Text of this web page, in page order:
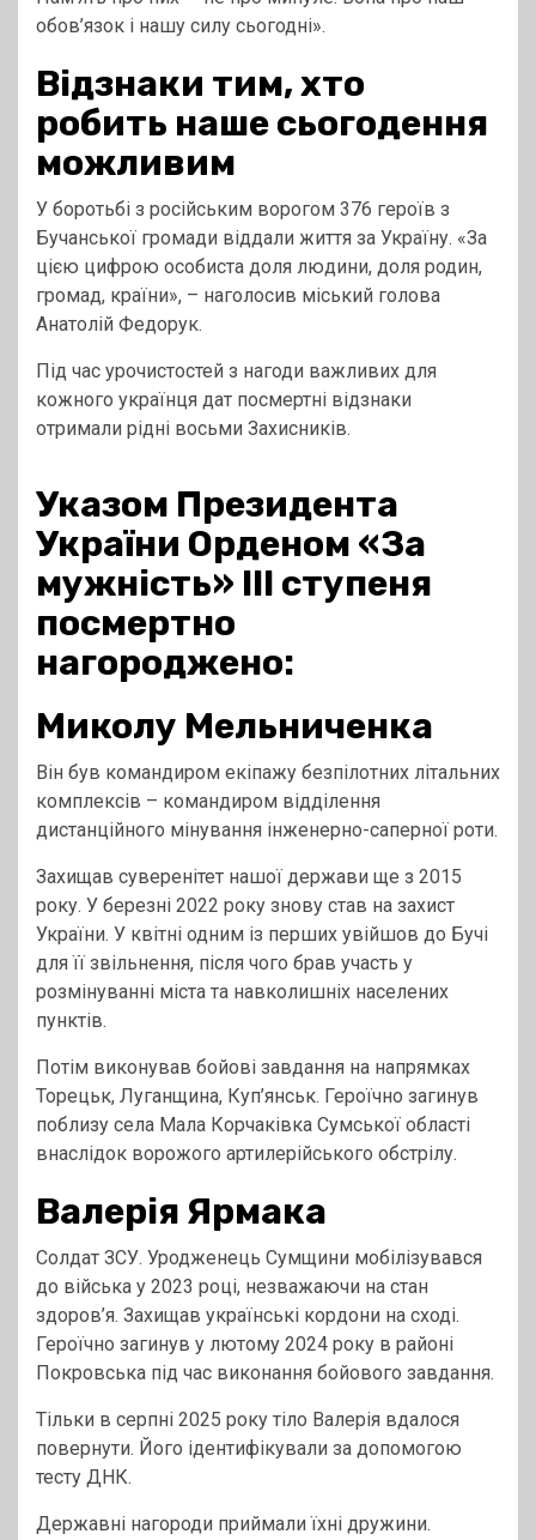
обов’язок і нашу силу сьогодні».
Відзнаки тим, хто
робить наше сьогодення
можливим
У боротьбі з російським ворогом 376 героїв з
Бучанської громади віддали життя за Україну. «За
цією цифрою особиста доля людини, доля родин,
громад, країни», – наголосив міський голова
Анатолій Федорук.
Під час урочистостей з нагоди важливих для
кожного українця дат посмертні відзнаки
отримали рідні восьми Захисників.
Указом Президента
України Орденом «За
мужність» ІІІ ступеня
посмертно
нагороджено:
Миколу Мельниченка
Він був командиром екіпажу безпілотних літальних
комплексів – командиром відділення
дистанційного мінування інженерно-саперної роти.
Захищав суверенітет нашої держави ще з 2015
року. У березні 2022 року знову став на захист
України. У квітні одним із перших увійшов до Бучі
для її звільнення, після чого брав участь у
розмінуванні міста та навколишніх населених
пунктів.
Потім виконував бойові завдання на напрямках
Торецьк, Луганщина, Куп’янськ. Героїчно загинув
поблизу села Мала Корчаківка Сумської області
внаслідок ворожого артилерійського обстрілу.
Валерія Ярмака
Солдат ЗСУ. Уродженець Сумщини мобілізувався
до війська у 2023 році, незважаючи на стан
здоров’я. Захищав українські кордони на сході.
Героїчно загинув у лютому 2024 року в районі
Покровська під час виконання бойового завдання.
Тільки в серпні 2025 року тіло Валерія вдалося
повернути. Його ідентифікували за допомогою
тесту ДНК.
Державні нагороди приймали їхні дружини.